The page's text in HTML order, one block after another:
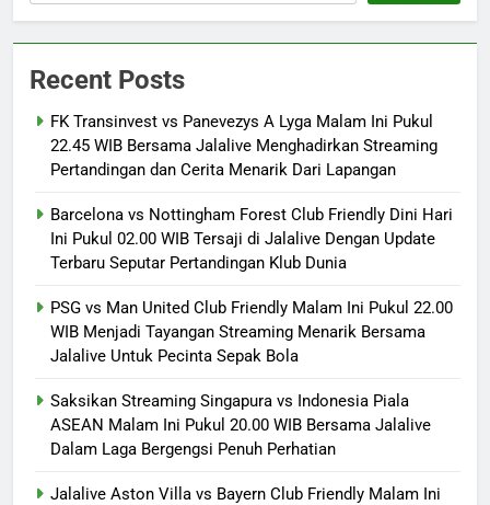
Recent Posts
FK Transinvest vs Panevezys A Lyga Malam Ini Pukul
22.45 WIB Bersama Jalalive Menghadirkan Streaming
Pertandingan dan Cerita Menarik Dari Lapangan
Barcelona vs Nottingham Forest Club Friendly Dini Hari
Ini Pukul 02.00 WIB Tersaji di Jalalive Dengan Update
Terbaru Seputar Pertandingan Klub Dunia
PSG vs Man United Club Friendly Malam Ini Pukul 22.00
WIB Menjadi Tayangan Streaming Menarik Bersama
Jalalive Untuk Pecinta Sepak Bola
Saksikan Streaming Singapura vs Indonesia Piala
ASEAN Malam Ini Pukul 20.00 WIB Bersama Jalalive
Dalam Laga Bergengsi Penuh Perhatian
Jalalive Aston Villa vs Bayern Club Friendly Malam Ini